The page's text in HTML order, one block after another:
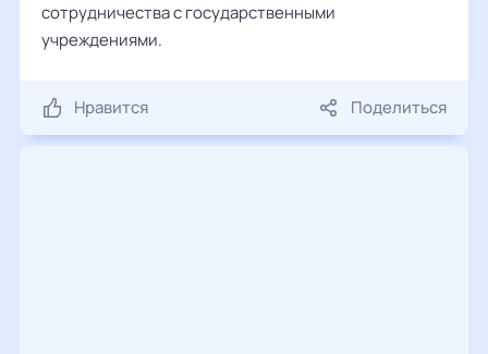
сотрудничества с государственными
учреждениями.
Нравится Поделиться